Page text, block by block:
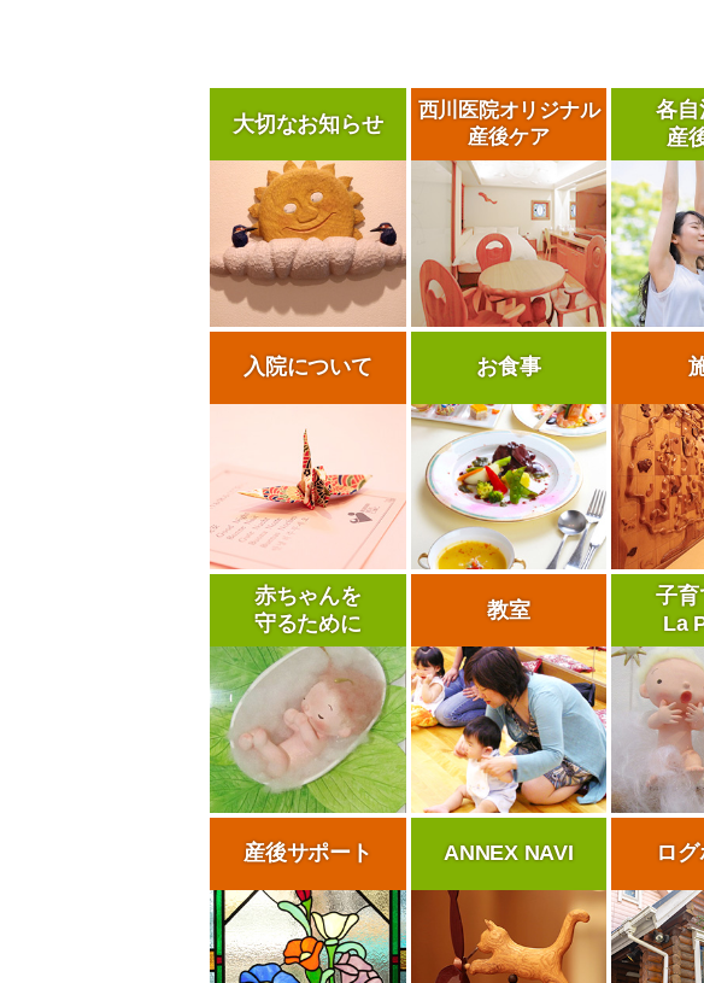
大切なお知らせ
西川医院オリジナル
産後ケア
各自
産
入院について お食事
赤ちゃんを
守るために
教室
子育
La
産後サポート ANNEX NAVI ロ